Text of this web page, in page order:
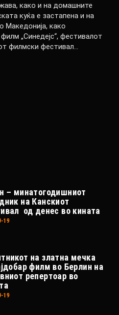
како и на домашните
куќа е застапена и на
Македонија, како
„Синедејс“, фестивалот
филмски фестивал…
– минатогодишниот
на Канскиот
од денес во кината
19
на златна мечка
филм во Берлин на
репертоар во
19